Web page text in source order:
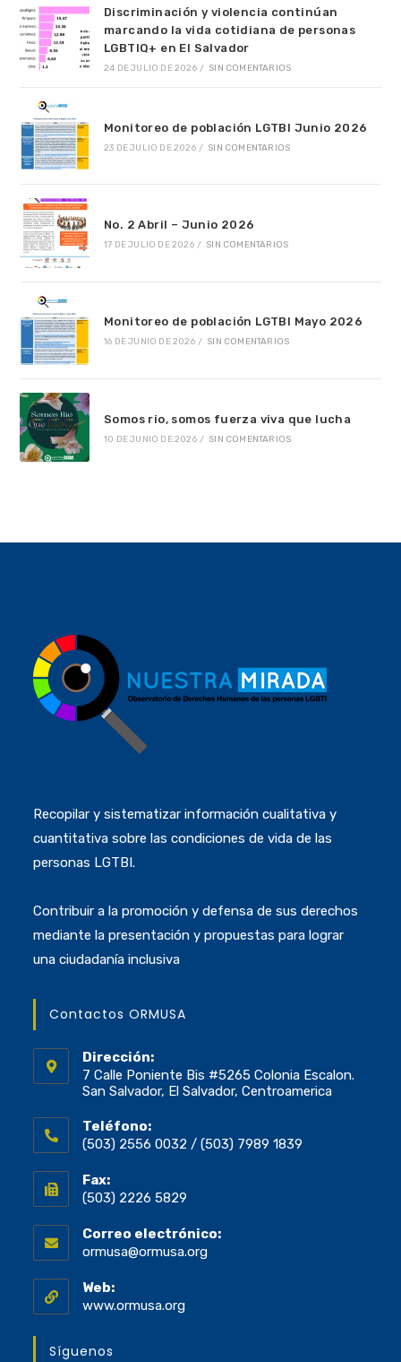
Discriminación y violencia continúan
marcando la vida cotidiana de personas
LGBTIQ+ en El Salvador
24 DE JULIO DE 2026 / SIN COMENTARIOS
Monitoreo de población LGTBI Junio 2026
23 DE JULIO DE 2026 / SIN COMENTARIOS
No. 2 Abril – Junio 2026
17 DE JULIO DE 2026 / SIN COMENTARIOS
Monitoreo de población LGTBI Mayo 2026
16 DE JUNIO DE 2026 / SIN COMENTARIOS
Somos rio, somos fuerza viva que lucha
10 DE JUNIO DE 2026 / SIN COMENTARIOS
Recopilar y sistematizar información cualitativa y
cuantitativa sobre las condiciones de vida de las
personas LGTBI.
Contribuir a la promoción y defensa de sus derechos
mediante la presentación y propuestas para lograr
una ciudadanía inclusiva
Contactos ORMUSA
Dirección:
7 Calle Poniente Bis #5265 Colonia Escalon.
San Salvador, El Salvador, Centroamerica
Teléfono:
(503) 2556 0032 / (503) 7989 1839
Fax:
(503) 2226 5829
Correo electrónico:
ormusa@ormusa.org
Web:
www.ormusa.org
Síguenos